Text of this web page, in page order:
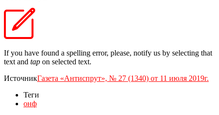
If you have found a spelling error, please, notify us by selecting that
text and tap on selected text.
ИсточникГазета «Антиспрут», № 27 (1340) от 11 июля 2019г.
Теги
онф